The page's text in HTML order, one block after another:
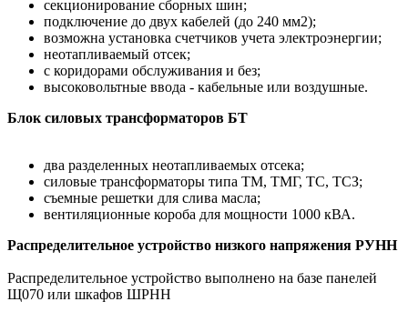
секционирование сборных шин;
подключение до двух кабелей (до 240 мм2);
возможна установка счетчиков учета электроэнергии;
неотапливаемый отсек;
с коридорами обслуживания и без;
высоковольтные ввода - кабельные или воздушные.
Блок силовых трансформаторов БТ
два разделенных неотапливаемых отсека;
силовые трансформаторы типа ТМ, ТМГ, ТС, ТСЗ;
съемные решетки для слива масла;
вентиляционные короба для мощности 1000 кВА.
Распределительное устройство низкого напряжения РУНН
Распределительное устройство выполнено на базе панелей
Щ070 или шкафов ШРНН